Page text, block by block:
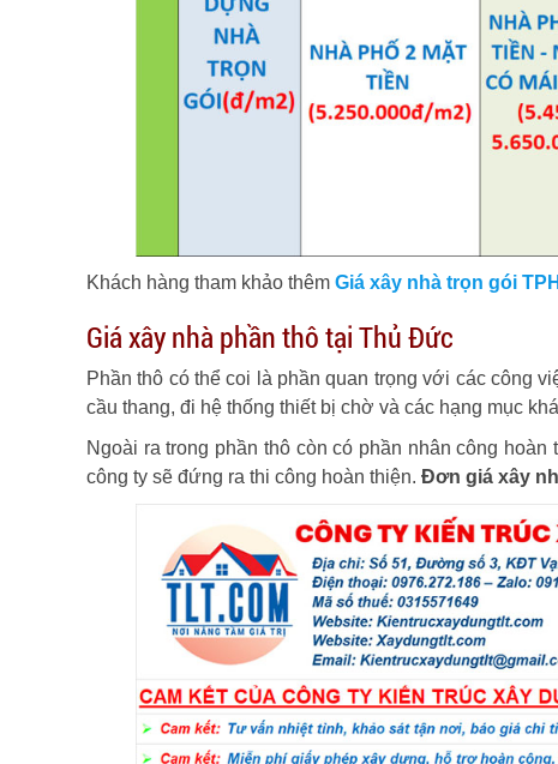
Khách hàng tham khảo thêm Giá xây nhà trọn gói
Giá xây nhà phần thô tại Thủ Đức
Phần thô có thể coi là phần quan trọng với các công
cầu thang, đi hệ thống thiết bị chờ và các hạng mục
Ngoài ra trong phần thô còn có phần nhân công
công ty sẽ đứng ra thi công hoàn thiện. Đơn giá xây